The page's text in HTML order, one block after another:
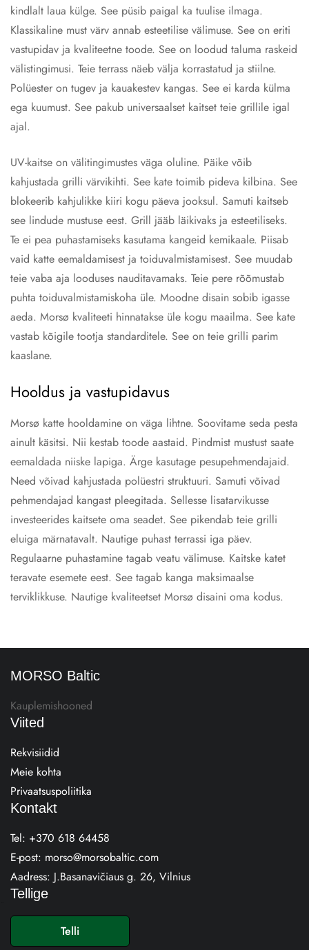
kindlalt laua külge. See püsib paigal ka tuulise ilmaga.
Klassikaline must värv annab esteetilise välimuse. See on eriti
vastupidav ja kvaliteetne toode. See on loodud taluma raskeid
välistingimusi. Teie terrass näeb välja korrastatud ja stiilne.
Polüester on tugev ja kauakestev kangas. See ei karda külma
ega kuumust. See pakub universaalset kaitset teie grillile igal
ajal.
UV-kaitse on välitingimustes väga oluline. Päike võib
kahjustada grilli värvikihti. See kate toimib pideva kilbina. See
blokeerib kahjulikke kiiri kogu päeva jooksul. Samuti kaitseb
see lindude mustuse eest. Grill jääb läikivaks ja esteetiliseks.
Te ei pea puhastamiseks kasutama kangeid kemikaale. Piisab
vaid katte eemaldamisest ja toiduvalmistamisest. See muudab
teie vaba aja looduses nauditavamaks. Teie pere rõõmustab
puhta toiduvalmistamiskoha üle. Moodne disain sobib igasse
aeda. Morsø kvaliteeti hinnatakse üle kogu maailma. See kate
vastab kõigile tootja standarditele. See on teie grilli parim
kaaslane.
Hooldus ja vastupidavus
Morsø katte hooldamine on väga lihtne. Soovitame seda pesta
ainult käsitsi. Nii kestab toode aastaid. Pindmist mustust saate
eemaldada niiske lapiga. Ärge kasutage pesupehmendajaid.
Need võivad kahjustada polüestri struktuuri. Samuti võivad
pehmendajad kangast pleegitada. Sellesse lisatarvikusse
investeerides kaitsete oma seadet. See pikendab teie grilli
eluiga märnatavalt. Nautige puhast terrassi iga päev.
Regulaarne puhastamine tagab veatu välimuse. Kaitske katet
teravate esemete eest. See tagab kanga maksimaalse
terviklikkuse. Nautige kvaliteetset Morsø disaini oma kodus.
MORSO Baltic
Kauplemishooned
Viited
Rekvisiidid
Meie kohta
Privaatsuspoliitika
Kontakt
Tel: +370 618 64458
E-post: morso@morsobaltic.com
Aadress: J.Basanavičiaus g. 26, Vilnius
Tellige
Telli